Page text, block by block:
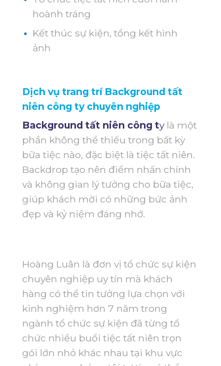
hoành tráng
Kết thúc sự kiện, tổng kết hình
ảnh
Dịch vụ trang trí Background tất
niên công ty chuyên nghiệp
Background tất niên công tylà một
phần không thể thiếu trong bất kỳ
bữa tiệc nào, đặc biệt là tiệc tất niên.
Backdrop tạo nên điểm nhấn chính
và không gian lý tưởng cho bữa tiệc,
giúp khách mời có những bức ảnh
đẹp và kỷ niệm đáng nhớ.
Hoàng Luân là đơn vị tổ chức sự kiện
chuyên nghiệp uy tín mà khách
hàng có thể tin tưởng lựa chọn với
kinh nghiệm hơn 7 năm trong
ngành tổ chức sự kiện đã từng tổ
chức nhiều buổi tiệc tất niên trọn
gói lớn nhỏ khác nhau tại khu vực